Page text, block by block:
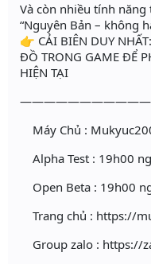
Và còn nhiều tính
“Nguyên Bản – không
👉 CẢI BIÊN DUY
ĐỒ TRONG GAME ĐỂ
HIỆN TẠI
———————————
Máy Chủ :
Alpha Test : 19h00
Open Beta : 19h00
Trang chủ : https://
Group zalo : https://